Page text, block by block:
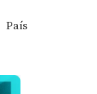
País